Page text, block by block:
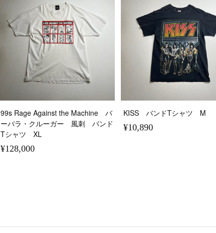
99s Rage Against the Machine バ
ーバラ・クルーガー 風刺 バンド
Tシャツ XL
¥128,000
KISS バンドTシャツ M
¥10,890